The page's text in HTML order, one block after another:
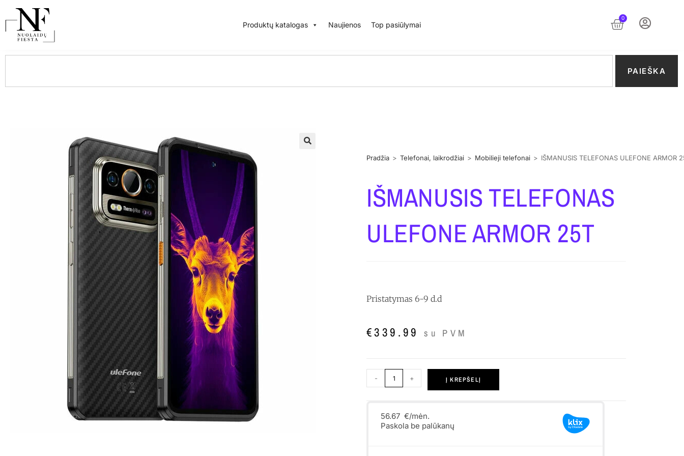
Produktų katalogas Naujienos Top pasiūlymai
0
PAIEŠKA
Pradžia > Telefonai, laikrodžiai > Mobilieji telefonai > IŠMANUSIS TELEFONAS ULEFONE ARMOR
IŠMANUSIS TELEFONAS
ULEFONE ARMOR 25T
Pristatymas 6-9 d.d
€339.99 su PVM
- + Į KREPŠELĮ